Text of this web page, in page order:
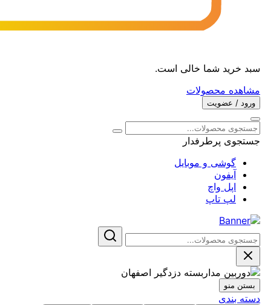
سبد خرید شما خالی است.
مشاهده محصولات
ورود / عضویت
جستجوی پرطرفدار
گوشی و موبایل
آیفون
اپل واچ
لپ تاپ
بستن منو
دسته بندی